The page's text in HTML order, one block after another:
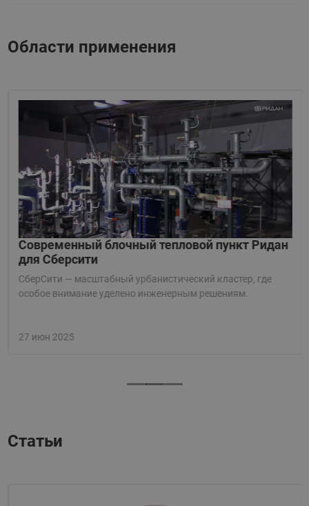
Области применения
Современный блочный тепловой пункт Ридан
для Сберсити
СберСити — масштабный урбанистический кластер, где
особое внимание уделено инженерным решениям.
27 июн 2025
Статьи